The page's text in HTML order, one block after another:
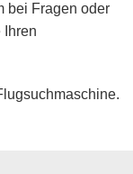
bei Fragen oder
Ihren